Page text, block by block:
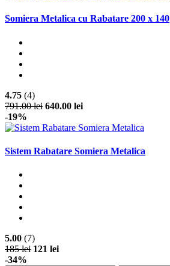
Somiera Metalica cu Rabatare 200 x 140
4.75 (4)
791.00 lei 640.00 lei
-19%
Sistem Rabatare Somiera Metalica
5.00 (7)
185 lei 121 lei
-34%